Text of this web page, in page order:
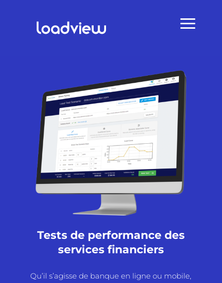
Tests de performance des
services financiers
Qu’il s’agisse de banque en ligne ou mobile,